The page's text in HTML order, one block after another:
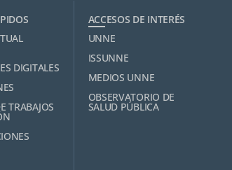
DIGITALES
TRABAJOS
ACCESOS DE INTERÉS
UNNE
ISSUNNE
MEDIOS UNNE
OBSERVATORIO DE
SALUD PÚBLICA